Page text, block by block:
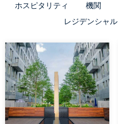
ホスピタリティ
機関
レジデンシャル